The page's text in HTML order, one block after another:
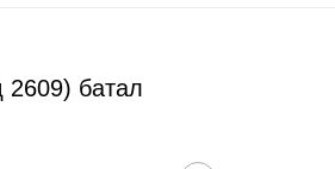
2609) батал